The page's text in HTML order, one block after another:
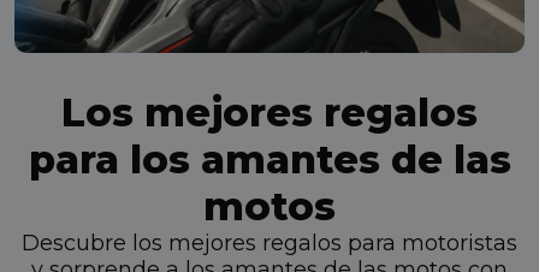
Los mejores regalos
para los amantes de las
motos
Descubre los mejores regalos para motoristas